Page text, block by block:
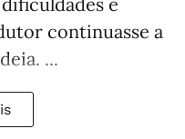
continuasse a
...